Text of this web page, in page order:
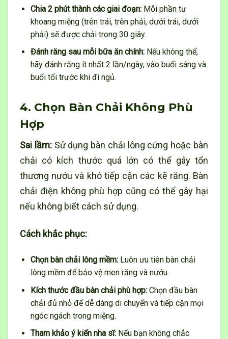
Chia 2 phút thành các giai đoạn:Mỗi phần tư
khoang miệng (trên trái, trên phải, dưới trái, dưới
phải) sẽ được chải trong 30 giây.
Đánh răng sau mỗi bữa ăn chính:Nếu không thể,
hãy đánh răng ít nhất 2 lần/ngày, vào buổi sáng và
buổi tối trước khi đi ngủ.
4. Chọn Bàn Chải Không Phù
Hợp
Sai lầm:Sử dụng bàn chải lông cứng hoặc bàn
chải có kích thước quá lớn có thể gây tổn
thương nướu và khó tiếp cận các kẽ răng. Bàn
chải điện không phù hợp cũng có thể gây hại
nếu không biết cách sử dụng.
Cách khắc phục:
Chọn bàn chải lông mềm:Luôn ưu tiên bàn chải
lông mềm để bảo vệ men răng và nướu.
Kích thước đầu bàn chải phù hợp:Chọn đầu bàn
chải đủ nhỏ để dễ dàng di chuyển và tiếp cận mọi
ngóc ngách trong miệng.
Tham khảo ý kiến nha sĩ:Nếu bạn không chắc